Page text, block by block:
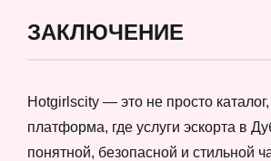
ЗАКЛЮЧЕНИЕ
Hotgirlscity — это не просто
платформа, где услуги эскорта в
понятной, безопасной и стильной